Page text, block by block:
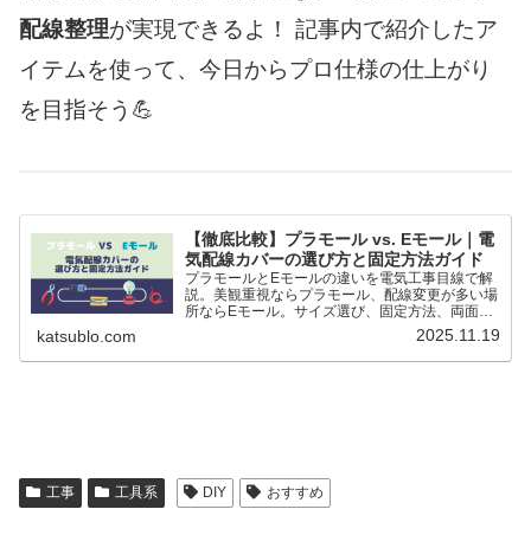
配線整理が実現できるよ！ 記事内で紹介したア
イテムを使って、今日からプロ仕様の仕上がり
を目指そう💪
【徹底比較】プラモール vs. Eモール｜電
気配線カバーの選び方と固定方法ガイド
プラモールとEモールの違いを電気工事目線で解
説。美観重視ならプラモール、配線変更が多い場
所ならEモール。サイズ選び、固定方法、両面テ
ープ・モールタッカーの使い分けまでわかりやす
katsublo.com 2025.11.19
工事 工具系 DIY おすすめ